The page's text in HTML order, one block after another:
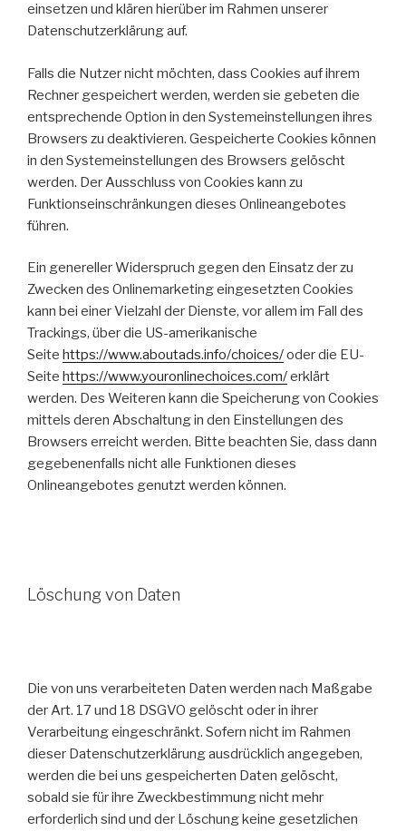
einsetzen und klären hierüber im Rahmen unserer
Datenschutzerklärung auf.
Falls die Nutzer nicht möchten, dass Cookies auf ihrem
Rechner gespeichert werden, werden sie gebeten die
entsprechende Option in den Systemeinstellungen ihres
Browsers zu deaktivieren. Gespeicherte Cookies können
in den Systemeinstellungen des Browsers gelöscht
werden. Der Ausschluss von Cookies kann zu
Funktionseinschränkungen dieses Onlineangebotes
führen.
Ein genereller Widerspruch gegen den Einsatz der zu
Zwecken des Onlinemarketing eingesetzten Cookies
kann bei einer Vielzahl der Dienste, vor allem im Fall des
Trackings, über die US-amerikanische
Seite https://www.aboutads.info/choices/oder die EU-
Seite https://www.youronlinechoices.com/erklärt
werden. Des Weiteren kann die Speicherung von Cookies
mittels deren Abschaltung in den Einstellungen des
Browsers erreicht werden. Bitte beachten Sie, dass dann
gegebenenfalls nicht alle Funktionen dieses
Onlineangebotes genutzt werden können.
Löschung von Daten
Die von uns verarbeiteten Daten werden nach Maßgabe
der Art. 17 und 18 DSGVO gelöscht oder in ihrer
Verarbeitung eingeschränkt. Sofern nicht im Rahmen
dieser Datenschutzerklärung ausdrücklich angegeben,
werden die bei uns gespeicherten Daten gelöscht,
sobald sie für ihre Zweckbestimmung nicht mehr
erforderlich sind und der Löschung keine gesetzlichen